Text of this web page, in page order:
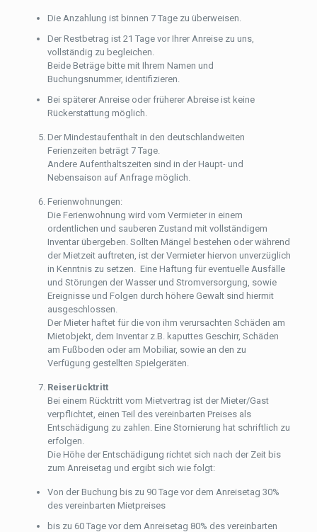
Die Anzahlung ist binnen 7 Tage zu überweisen.
Der Restbetrag ist 21 Tage vor Ihrer Anreise zu uns,
vollständig zu begleichen.
Beide Beträge bitte mit Ihrem Namen und
Buchungsnummer, identifizieren.
Bei späterer Anreise oder früherer Abreise ist keine
Rückerstattung möglich.
Der Mindestaufenthalt in den deutschlandweiten
Ferienzeiten beträgt 7 Tage.
Andere Aufenthaltszeiten sind in der Haupt- und
Nebensaison auf Anfrage möglich.
Ferienwohnungen:
Die Ferienwohnung wird vom Vermieter in einem
ordentlichen und sauberen Zustand mit vollständigem
Inventar übergeben. Sollten Mängel bestehen oder während
der Mietzeit auftreten, ist der Vermieter hiervon unverzüglich
in Kenntnis zu setzen. Eine Haftung für eventuelle Ausfälle
und Störungen der Wasser und Stromversorgung, sowie
Ereignisse und Folgen durch höhere Gewalt sind hiermit
ausgeschlossen.
Der Mieter haftet für die von ihm verursachten Schäden am
Mietobjekt, dem Inventar z.B. kaputtes Geschirr, Schäden
am Fußboden oder am Mobiliar, sowie an den zu
Verfügung gestellten Spielgeräten.
Reiserücktritt
Bei einem Rücktritt vom Mietvertrag ist der Mieter/Gast
verpflichtet, einen Teil des vereinbarten Preises als
Entschädigung zu zahlen. Eine Stornierung hat schriftlich zu
erfolgen.
Die Höhe der Entschädigung richtet sich nach der Zeit bis
zum Anreisetag und ergibt sich wie folgt:
Von der Buchung bis zu 90 Tage vor dem Anreisetag 30%
des vereinbarten Mietpreises
bis zu 60 Tage vor dem Anreisetag 80% des vereinbarten